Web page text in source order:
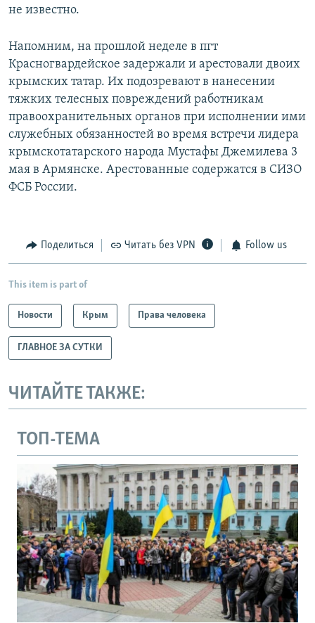
не известно.
Напомним, на прошлой неделе в пгт
Красногвардейское задержали и арестовали двоих
крымских татар. Их подозревают в нанесении
тяжких телесных повреждений работникам
правоохранительных органов при исполнении ими
служебных обязанностей во время встречи лидера
крымскотатарского народа Мустафы Джемилева 3
мая в Армянске. Арестованные содержатся в СИЗО
ФСБ России.
Поделиться Читать без VPN Follow us
This item is part of
Новости Крым Права человека
ГЛАВНОЕ ЗА СУТКИ
ЧИТАЙТЕ ТАКЖЕ:
ТОП-ТЕМА